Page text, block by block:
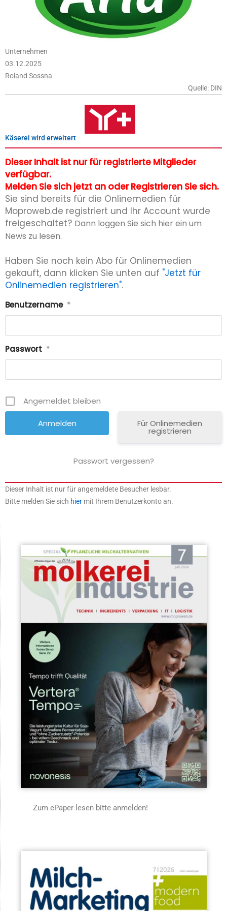
Unternehmen
03.12.2025
Roland Sossna
Quelle: DIN
Käserei wird erweitert
Dieser Inhalt ist nur für registrierte Mitglieder
verfügbar.
Melden Sie sich jetzt an oder Registrieren Sie sich.
Sie sind bereits für die Onlinemedien für
Moproweb.de registriert und Ihr Account wurde
freigeschaltet? Dann loggen Sie sich hier ein um
News zu lesen.
Haben Sie noch kein Abo für Onlinemedien
gekauft, dann klicken Sie unten auf "Jetzt für
Onlinemedien registrieren".
Benutzername *
Passwort *
Angemeldet bleiben
Für Onlinemedien
registrieren
Passwort vergessen?
Dieser Inhalt ist nur für angemeldete Besucher lesbar.
Bitte melden Sie sich hier mit Ihrem Benutzerkonto an.
Zum ePaper lesen bitte anmelden!